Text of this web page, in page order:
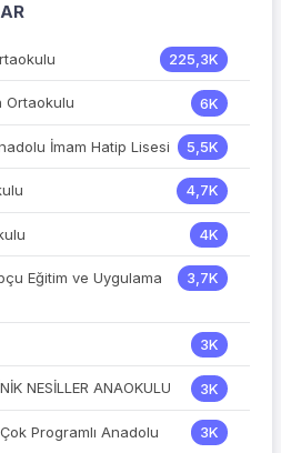
225,3K
Ortaokulu 6K
İmam Hatip Lisesi 5,5K
4,7K
4K
Eğitim ve Uygulama
3,7K
3K
NESİLLER ANAOKULU 3K
Çok Programlı Anadolu
3K